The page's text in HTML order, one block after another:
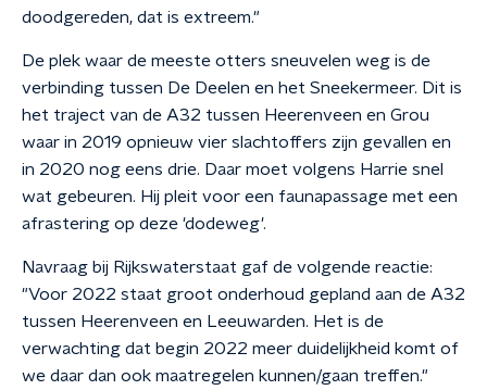
doodgereden, dat is extreem."
De plek waar de meeste otters sneuvelen weg is de
verbinding tussen De Deelen en het Sneekermeer. Dit is
het traject van de A32 tussen Heerenveen en Grou
waar in 2019 opnieuw vier slachtoffers zijn gevallen en
in 2020 nog eens drie. Daar moet volgens Harrie snel
wat gebeuren. Hij pleit voor een faunapassage met een
afrastering op deze 'dodeweg'.
Navraag bij Rijkswaterstaat gaf de volgende reactie:
"Voor 2022 staat groot onderhoud gepland aan de A32
tussen Heerenveen en Leeuwarden. Het is de
verwachting dat begin 2022 meer duidelijkheid komt of
we daar dan ook maatregelen kunnen/gaan treffen."